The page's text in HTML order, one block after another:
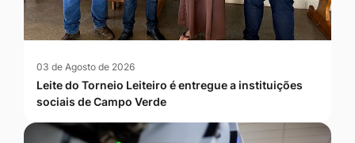
03 de Agosto de 2026
Leite do Torneio Leiteiro é entregue a instituições
sociais de Campo Verde